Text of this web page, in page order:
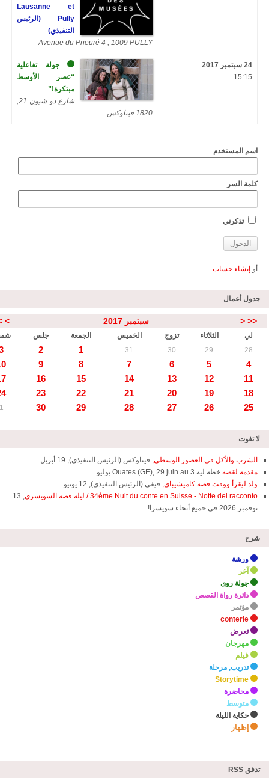
Lausanne et
Pully (الرئيس
التنفيذي)
Avenue du Prieuré 4 , 1009 PULLY
24 سبتمبر 2017
15:15
جولة تفاعلية
“عصر الأوسط
مبتكرة!”
شارع دو شيون 21,
1820 فيتاوكس
اسم المستخدم
كلمة السر
تذكرني
أو إنشاء حساب
جدول أعمال
<<
< سبتمبر 2017 >
لي الثلاثاء تزوج الخميس الجمعة جلس
28
29
30
31
1
2
3
4
5
6
7
8
9
11
12
13
14
15
16
18
19
20
21
22
23
25
26
27
28
29
30
1
لا تفوت
الشرب والأكل في العصور الوسطى, فيتاوكس (الرئيس التنفيذي), 19 أبريل
مقدمة لقصة خطة ليه Ouates (GE), 29 juin au 3 يوليو
ولد ليقرأ ووقت قصة كاميشيباي, فيفي (الرئيس التنفيذي), 12 يونيو
34ème Nuit du conte en Suisse - Notte del racconto / ليلة قصة السويسري
, 13
نوفمبر 2026 في جميع أنحاء سويسرا!
شرح
ورشة
آخر
جولة روى
دائرة رواة القصص
مؤتمر
conterie
تعرض
مهرجان
فيلم
تدريب, مرحلة
Storytime
محاضرة
متوسط
حكاية الليلة
إظهار
تدفق RSS